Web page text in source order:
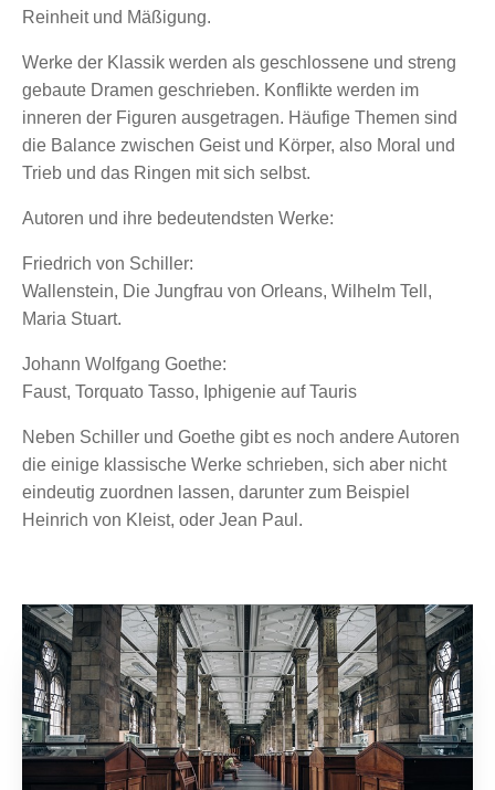
Reinheit und Mäßigung.
Werke der Klassik werden als geschlossene und streng
gebaute Dramen geschrieben. Konflikte werden im
inneren der Figuren ausgetragen. Häufige Themen sind
die Balance zwischen Geist und Körper, also Moral und
Trieb und das Ringen mit sich selbst.
Autoren und ihre bedeutendsten Werke:
Friedrich von Schiller:
Wallenstein, Die Jungfrau von Orleans, Wilhelm Tell,
Maria Stuart.
Johann Wolfgang Goethe:
Faust, Torquato Tasso, Iphigenie auf Tauris
Neben Schiller und Goethe gibt es noch andere Autoren
die einige klassische Werke schrieben, sich aber nicht
eindeutig zuordnen lassen, darunter zum Beispiel
Heinrich von Kleist, oder Jean Paul.